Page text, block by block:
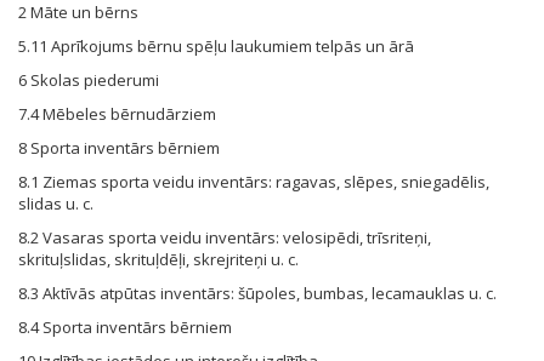
2 Māte un bērns
5.11 Aprīkojums bērnu spēļu laukumiem telpās un ārā
6 Skolas piederumi
7.4 Mēbeles bērnudārziem
8 Sporta inventārs bērniem
8.1 Ziemas sporta veidu inventārs: ragavas, slēpes, sniegadēlis,
slidas u. c.
8.2 Vasaras sporta veidu inventārs: velosipēdi, trīsriteņi,
skrituļslidas, skrituļdēļi, skrejriteņi u. c.
8.3 Aktīvās atpūtas inventārs: šūpoles, bumbas, lecamauklas u. c.
8.4 Sporta inventārs bērniem